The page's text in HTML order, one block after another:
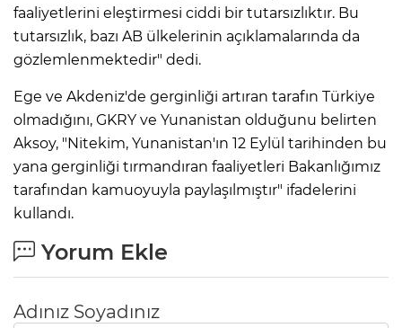
faaliyetlerini eleştirmesi ciddi bir tutarsızlıktır. Bu
tutarsızlık, bazı AB ülkelerinin açıklamalarında da
gözlemlenmektedir" dedi.
Ege ve Akdeniz'de gerginliği artıran tarafın Türkiye
olmadığını, GKRY ve Yunanistan olduğunu belirten
Aksoy, "Nitekim, Yunanistan'ın 12 Eylül tarihinden bu
yana gerginliği tırmandıran faaliyetleri Bakanlığımız
tarafından kamuoyuyla paylaşılmıştır" ifadelerini
kullandı.
Yorum Ekle
Adınız Soyadınız